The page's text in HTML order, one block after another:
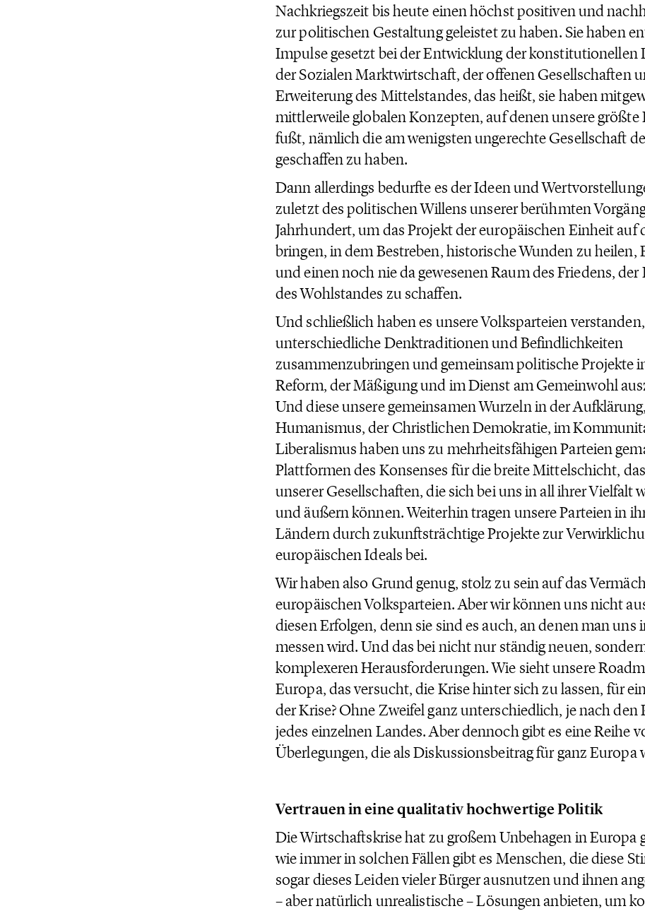
Nachkriegszeit bis heute einen höchst positiven und
zur politischen Gestaltung geleistet zu haben. Sie haben
Impulse gesetzt bei der Entwicklung der konstitutionellen
der Sozialen Marktwirtschaft, der offenen Gesellschaften
Erweiterung des Mittelstandes, das heißt, sie haben
mittlerweile globalen Konzepten, auf denen unsere größte
fußt, nämlich die am wenigsten ungerechte Gesellschaft
geschaffen zu haben.
Dann allerdings bedurfte es der Ideen und
zuletzt des politischen Willens unserer berühmten
Jahrhundert, um das Projekt der europäischen Einheit auf
bringen, in dem Bestreben, historische Wunden zu heilen,
und einen noch nie da gewesenen Raum des Friedens,
des Wohlstandes zu schaffen.
Und schließlich haben es unsere Volksparteien verstanden,
unterschiedliche Denktraditionen und Befindlichkeiten
zusammenzubringen und gemeinsam politische Projekte
Reform, der Mäßigung und im Dienst am Gemeinwohl
Und diese unsere gemeinsamen Wurzeln in der
Humanismus, der Christlichen Demokratie, im
Liberalismus haben uns zu mehrheitsfähigen Parteien
Plattformen des Konsenses für die breite Mittelschicht,
unserer Gesellschaften, die sich bei uns in all ihrer Vielfalt
und äußern können. Weiterhin tragen unsere Parteien in
Ländern durch zukunftsträchtige Projekte zur
europäischen Ideals bei.
Wir haben also Grund genug, stolz zu sein auf das
europäischen Volksparteien. Aber wir können uns nicht
diesen Erfolgen, denn sie sind es auch, an denen man
messen wird. Und das bei nicht nur ständig neuen,
komplexeren Herausforderungen. Wie sieht unsere
Europa, das versucht, die Krise hinter sich zu lassen, für
der Krise? Ohne Zweifel ganz unterschiedlich, je nach den
jedes einzelnen Landes. Aber dennoch gibt es eine Reihe
Überlegungen, die als Diskussionsbeitrag für ganz Europa
Vertrauen in eine qualitativ hochwertige Politik
Die Wirtschaftskrise hat zu großem Unbehagen in Europa
wie immer in solchen Fällen gibt es Menschen, die diese
sogar dieses Leiden vieler Bürger ausnutzen und ihnen
– aber natürlich unrealistische – Lösungen anbieten, um